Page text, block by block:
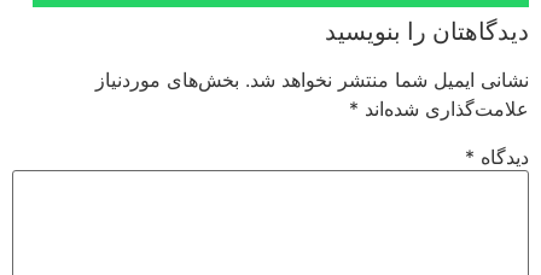
دیدگاهتان را بنویسید
نشانی ایمیل شما منتشر نخواهد شد. بخش‌های موردنیاز
علامت‌گذاری شده‌اند*
دیدگاه*